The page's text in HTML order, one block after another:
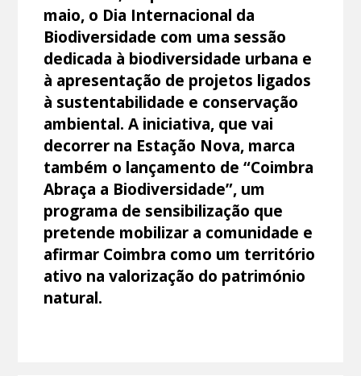
maio, o Dia Internacional da
Biodiversidade com uma sessão
dedicada à biodiversidade urbana e
à apresentação de projetos ligados
à sustentabilidade e conservação
ambiental. A iniciativa, que vai
decorrer na Estação Nova, marca
também o lançamento de “Coimbra
Abraça a Biodiversidade”, um
programa de sensibilização que
pretende mobilizar a comunidade e
afirmar Coimbra como um território
ativo na valorização do património
natural.